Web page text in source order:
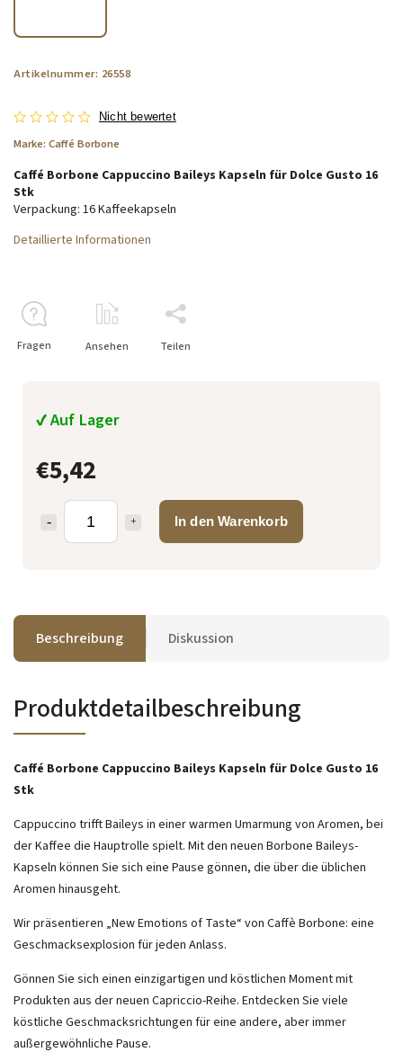
Artikelnummer: 26558
Nicht bewertet
Marke: Caffé Borbone
€5,42
In den Warenkorb
✔ Auf Lager
Caffé Borbone Cappuccino Baileys Kapseln für Dolce Gusto 16
Stk
Verpackung: 16 Kaffeekapseln
Detaillierte Informationen
Fragen Ansehen Teilen
Beschreibung Diskussion
Produktdetailbeschreibung
Caffé Borbone Cappuccino Baileys Kapseln für Dolce Gusto 16
Stk
Cappuccino trifft Baileys in einer warmen Umarmung von Aromen, bei
der Kaffee die Hauptrolle spielt. Mit den neuen Borbone Baileys-
Kapseln können Sie sich eine Pause gönnen, die über die üblichen
Aromen hinausgeht.
Wir präsentieren „New Emotions of Taste“ von Caffè Borbone: eine
Geschmacksexplosion für jeden Anlass.
Gönnen Sie sich einen einzigartigen und köstlichen Moment mit
Produkten aus der neuen Capriccio-Reihe. Entdecken Sie viele
köstliche Geschmacksrichtungen für eine andere, aber immer
außergewöhnliche Pause.